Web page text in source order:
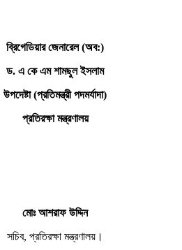
ব্রিগেডিয়ার জেনারেল (অব:)
ড. এ কে এম শামছুল ইসলাম
উপদেষ্টা (প্রতিমন্ত্রী পদমর্যাদা)
প্রতিরক্ষা মন্ত্রণালয়
মোঃ আশরাফ উদ্দিন
সচিব, প্রতিরক্ষা মন্ত্রণালয়।